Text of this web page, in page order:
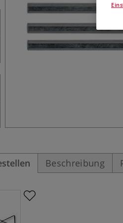
Beschreibung